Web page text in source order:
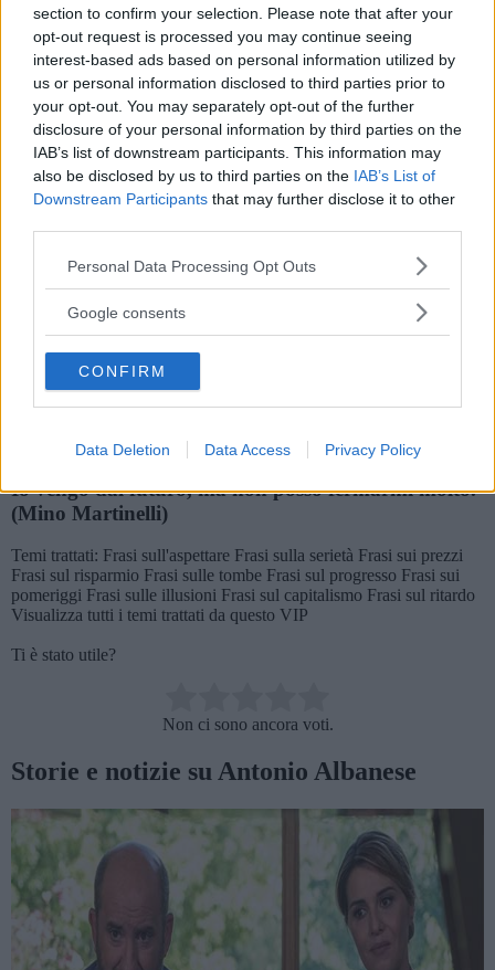
section to confirm your selection. Please note that after your
opt-out request is processed you may continue seeing
interest-based ads based on personal information utilized by
us or personal information disclosed to third parties prior to
your opt-out. You may separately opt-out of the further
disclosure of your personal information by third parties on the
IAB’s list of downstream participants. This information may
also be disclosed by us to third parties on the IAB’s List of
Downstream Participants that may further disclose it to other
Please note that this website/app uses one or more Google
not limited to your visit or usage behaviour. You may click to
use your data for below specified purposes in below Google
consent section.
Personal Data Processing Opt Outs
Google consents
CONFIRM
Data Deletion Data Access Privacy Policy
prima o poi rimangono stabili. (Pier Peter)
Tutto tutto, niente niente. (Mino Martinelli)
L'uomo e la natura non si incontrano, perché il
progresso è in ritardo e la natura è andata via
prima. (Mino Martinelli)
Frasi sul progresso Frasi sul ritardo
L'uomo di oggi è in ritardo. È meglio aspettare
quello di domani. (Mino Martinelli)
Frasi sull'aspettare
L'esistenza dei giovani, benché discutibile, è
purtroppo inevitabile. (Mino Martinelli)
esistenziale. (Mino Martinelli)
Io vengo dal futuro, ma non posso fermarmi molto.
(Mino Martinelli)
Temi trattati: Frasi sull'aspettare Frasi sulla serietà Frasi sui prezzi
Frasi sul risparmio Frasi sulle tombe Frasi sul progresso Frasi sui
pomeriggi Frasi sulle illusioni Frasi sul capitalismo Frasi sul ritardo
Visualizza tutti i temi trattati da questo VIP
Ti è stato utile?
Non ci sono ancora voti.
Storie e notizie su Antonio Albanese